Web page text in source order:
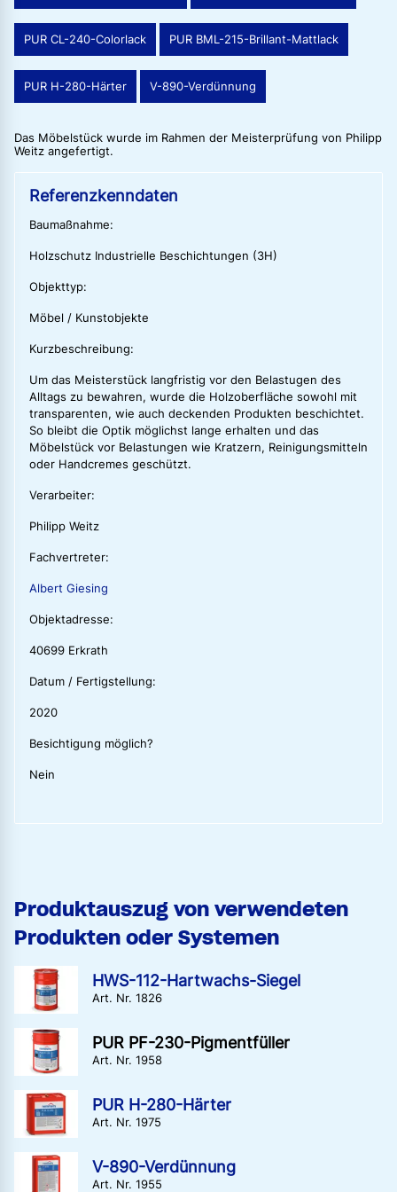
PUR CL-240-Colorlack PUR BML-215-Brillant-Mattlack
PUR H-280-Härter V-890-Verdünnung
Das Möbelstück wurde im Rahmen der Meisterprüfung von Philipp
Weitz angefertigt.
Referenzkenndaten
Baumaßnahme:
Holzschutz Industrielle Beschichtungen (3H)
Objekttyp:
Möbel / Kunstobjekte
Kurzbeschreibung:
Um das Meisterstück langfristig vor den Belastugen des
Alltags zu bewahren, wurde die Holzoberfläche sowohl mit
transparenten, wie auch deckenden Produkten beschichtet.
So bleibt die Optik möglichst lange erhalten und das
Möbelstück vor Belastungen wie Kratzern, Reinigungsmitteln
oder Handcremes geschützt.
Verarbeiter:
Philipp Weitz
Fachvertreter:
Albert Giesing
Objektadresse:
40699 Erkrath
Datum / Fertigstellung:
2020
Besichtigung möglich?
Nein
Produktauszug von verwendeten
Produkten oder Systemen
HWS-112-Hartwachs-Siegel
Art. Nr. 1826
PUR PF-230-Pigmentfüller
Art. Nr. 1958
PUR H-280-Härter
Art. Nr. 1975
V-890-Verdünnung
Art. Nr. 1955